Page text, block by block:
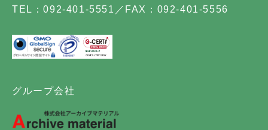
TEL：092-401-5551／FAX：092-401-5556
グループ会社